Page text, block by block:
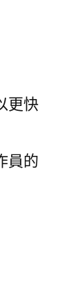
更快
員的